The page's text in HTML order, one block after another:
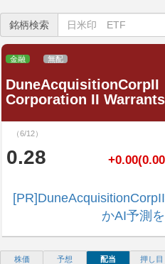
銘柄検索
金融 無配
DuneAcquisitionCorpII
Corporation II Warrants
（6/12）
0.28
かAI予測
株価 予想 配当 押し目